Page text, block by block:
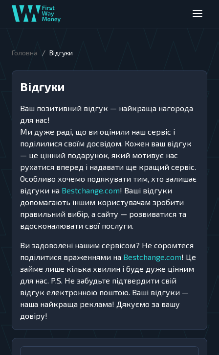
Головна / Вiдгуки
Вiдгуки
Ваш позитивний відгук — найкраща нагорода
для нас!
Ми дуже раді, що ви оцінили наш сервіс і
поділилися своїм досвідом. Кожен ваш відгук
— це цінний подарунок, який мотивує нас
рухатися вперед і надавати ще кращий сервіс.
Особливо хочемо подякувати тим, хто залишає
відгуки на Bestchange.com! Ваші відгуки
допомагають іншим користувачам зробити
правильний вибір, а сайту — розвиватися та
вдосконалювати свої послуги.
Ви задоволені нашим сервісом? Не соромтеся
поділитися враженнями на Bestchange.com! Це
займе лише кілька хвилин і буде дуже цінним
для нас. P.S. Не забудьте підтвердити свій
відгук електронною поштою. Ваші відгуки —
наша найкраща реклама! Дякуємо за вашу
довіру!